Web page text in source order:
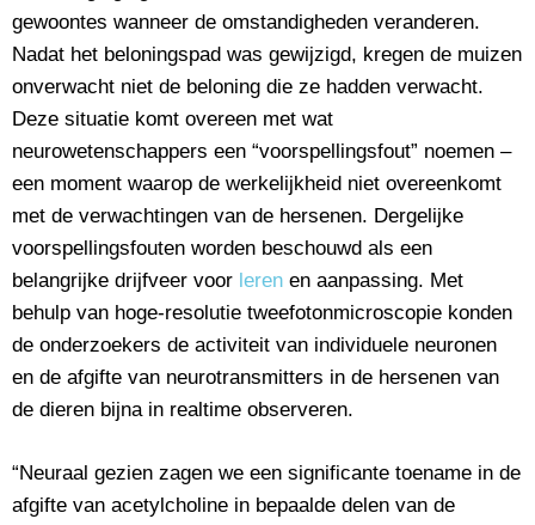
gewoontes wanneer de omstandigheden veranderen.
Nadat het beloningspad was gewijzigd, kregen de muizen
onverwacht niet de beloning die ze hadden verwacht.
Deze situatie komt overeen met wat
neurowetenschappers een “voorspellingsfout” noemen –
een moment waarop de werkelijkheid niet overeenkomt
met de verwachtingen van de hersenen. Dergelijke
voorspellingsfouten worden beschouwd als een
belangrijke drijfveer voor leren en aanpassing. Met
behulp van hoge-resolutie tweefotonmicroscopie konden
de onderzoekers de activiteit van individuele neuronen
en de afgifte van neurotransmitters in de hersenen van
de dieren bijna in realtime observeren.
“Neuraal gezien zagen we een significante toename in de
afgifte van acetylcholine in bepaalde delen van de